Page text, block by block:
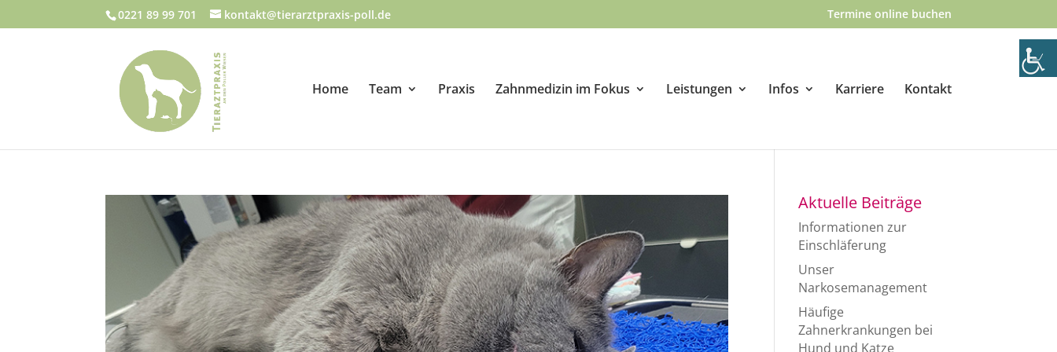
0221 89 99 701 kontakt@tierarztpraxis-poll.de Termine online buchen
Home Team Praxis Zahnmedizin im Fokus Leistungen Infos Karriere Kontakt
Aktuelle Beiträge
Informationen zur
Einschläferung
Unser
Narkosemanagement
Häufige
Zahnerkrankungen bei
Hund und Katze